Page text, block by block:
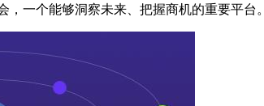
一个能够洞察未来、把握商机的重要平台。